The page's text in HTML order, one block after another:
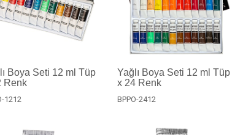
Boya Seti 12 ml Tüp
Renk
1212
Yağlı Boya Seti 12 ml Tüp
x 24 Renk
BPPO-2412